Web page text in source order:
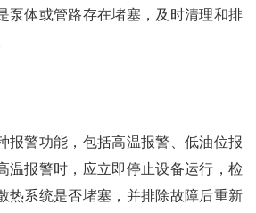
泵体或管路存在堵塞，及时清理和排
报警功能，包括高温报警、低油位报
温报警时，应立即停止设备运行，检
热系统是否堵塞，并排除故障后重新